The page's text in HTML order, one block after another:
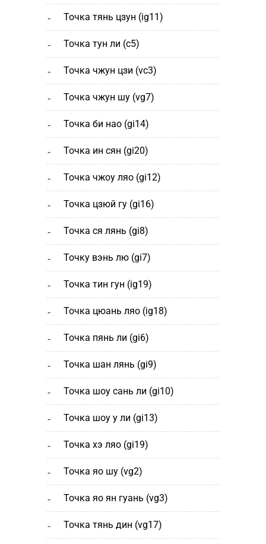
точка тянь цзун (ig11)
точка тун ли (c5)
точка чжун цзи (vc3)
точка чжун шу (vg7)
точка би нао (gi14)
точка ин сян (gi20)
точка чжоу ляо (gi12)
точка цзюй гу (gi16)
точка ся лянь (gi8)
точку вэнь лю (gi7)
точка тин гун (ig19)
точка цюань ляо (ig18)
точка пянь ли (gi6)
точка шан лянь (gi9)
точка шоу сань ли (gi10)
точка шоу у ли (gi13)
точка хэ ляо (gi19)
точка яо шу (vg2)
точка яо ян гуань (vg3)
точка тянь дин (vg17)